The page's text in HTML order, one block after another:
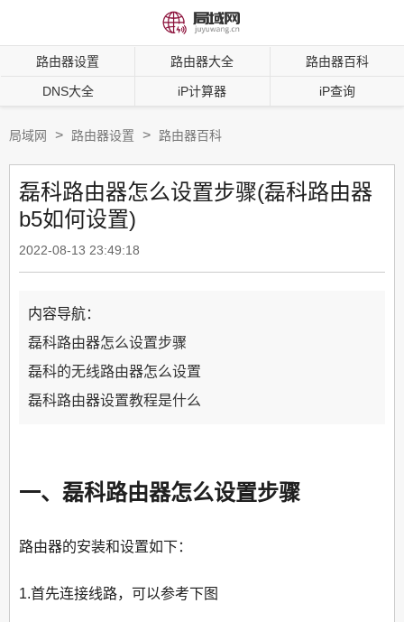
路由器设置 路由器大全 路由器百科
DNS大全 iP计算器 iP查询
局域网 > 路由器设置 > 路由器百科
磊科路由器怎么设置步骤(磊科路由器
b5如何设置)
2022-08-13 23:49:18
内容导航：
磊科路由器怎么设置步骤
磊科的无线路由器怎么设置
磊科路由器设置教程是什么
一、磊科路由器怎么设置步骤
路由器的安装和设置如下：
1.首先连接线路，可以参考下图